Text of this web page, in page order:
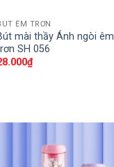
ÊM TRƠN
mài thầy Ánh ngòi êm
SH 056
₫